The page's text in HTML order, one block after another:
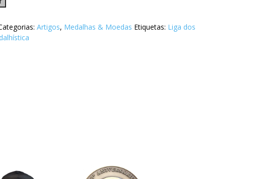
Artigos, Medalhas & Moedas Etiquetas: Liga dos